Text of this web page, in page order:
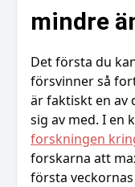
mindre
Det första du
försvinner så
är faktiskt en av
sig av med. I en
forskningen
forskarna att
första